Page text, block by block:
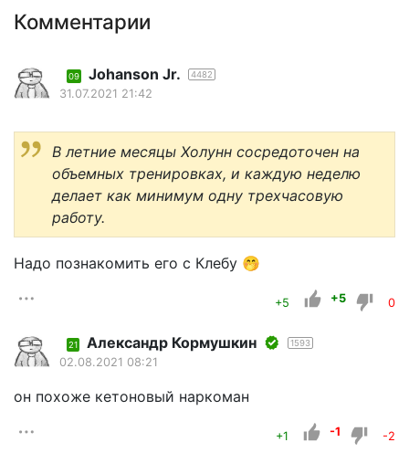
Комментарии
09 Johanson Jr. 4482
31.07.2021 21:42
В летние месяцы Холунн сосредоточен на
объемных тренировках, и каждую неделю
делает как минимум одну трехчасовую
работу.
Надо познакомить его с Клебу 🤭
+5 +5 0
21 Александр Кормушкин 1593
02.08.2021 08:21
он похоже кетоновый наркоман
+1 -1 -2